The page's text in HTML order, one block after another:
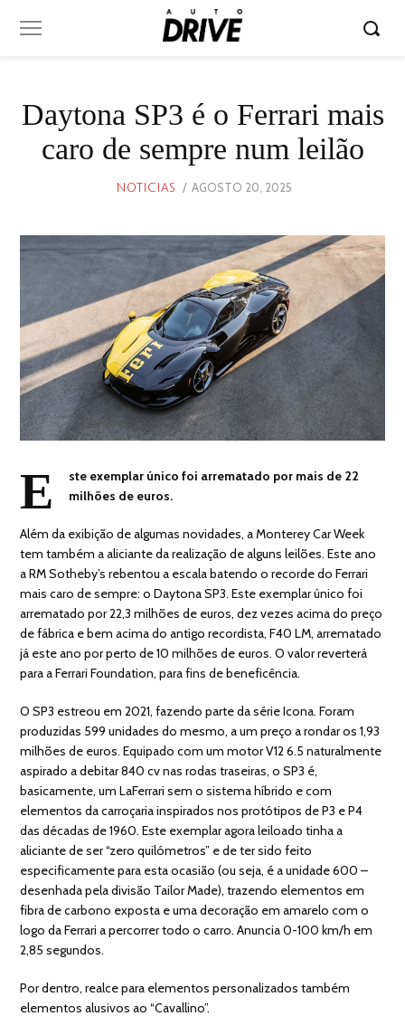
Daytona SP3 é o Ferrari mais
caro de sempre num leilão
NOTICIAS
POSTED
AGOSTO 20, 2025
E
ste exemplar único foi arrematado por mais de 22
milhões de euros.
Além da exibição de algumas novidades, a Monterey Car Week
tem também a aliciante da realização de alguns leilões. Este ano
a RM Sotheby’s rebentou a escala batendo o recorde do Ferrari
mais caro de sempre: o Daytona SP3. Este exemplar único foi
arrematado por 22,3 milhões de euros, dez vezes acima do preço
de fábrica e bem acima do antigo recordista, F40 LM, arrematado
já este ano por perto de 10 milhões de euros. O valor reverterá
para a Ferrari Foundation, para fins de beneficência.
O SP3 estreou em 2021, fazendo parte da série Icona. Foram
produzidas 599 unidades do mesmo, a um preço a rondar os 1,93
milhões de euros. Equipado com um motor V12 6.5 naturalmente
aspirado a debitar 840 cv nas rodas traseiras, o SP3 é,
basicamente, um LaFerrari sem o sistema híbrido e com
elementos da carroçaria inspirados nos protótipos de P3 e P4
das décadas de 1960. Este exemplar agora leiloado tinha a
aliciante de ser “zero quilómetros” e de ter sido feito
especificamente para esta ocasião (ou seja, é a unidade 600 –
desenhada pela divisão Tailor Made), trazendo elementos em
fibra de carbono exposta e uma decoração em amarelo com o
logo da Ferrari a percorrer todo o carro. Anuncia 0-100 km/h em
2,85 segundos.
Por dentro, realce para elementos personalizados também
elementos alusivos ao “Cavallino”.